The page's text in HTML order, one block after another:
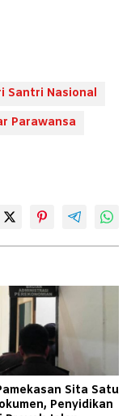
Santri Nasional
Parawansa
Sita Satu
Penyidikan